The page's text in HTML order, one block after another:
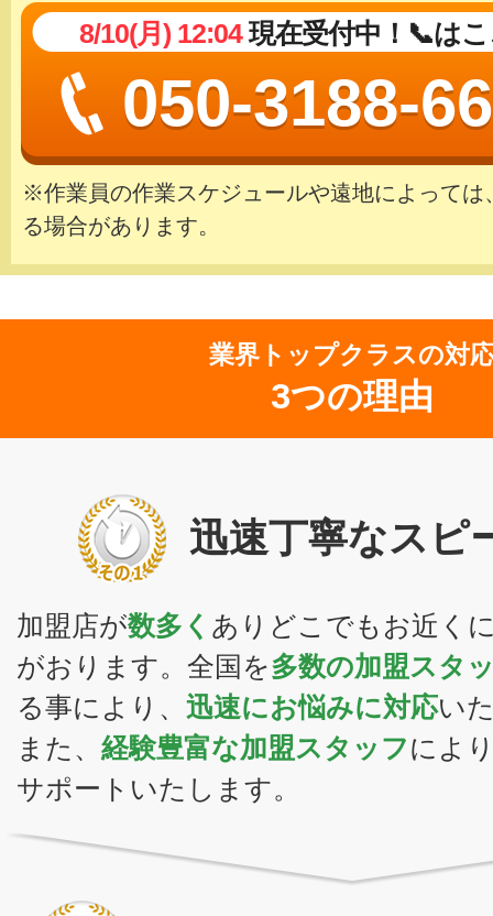
8/10(月) 12:04現在受付中！📞は
050-3188-
※作業員の作業スケジュールや遠地によっては
る場合があります。
業界トップクラスの対
3つの理由
迅速丁寧なスピ
加盟店が数多く ありどこでもお近く
がおります。全国を多数の加盟スタ
る事により、 迅速にお悩みに対応い
また、 経験豊富な加盟スタッフによ
サポートいたします。